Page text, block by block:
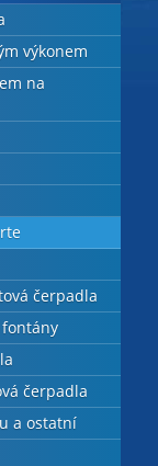
výkonem
na
čerpadla
čerpadla
a ostatní